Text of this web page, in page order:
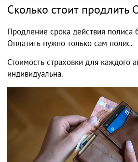
Сколько стоит продлить
Продление срока действия полиса
Оплатить нужно только сам полис.
Стоимость страховки для каждого
индивидуальна.